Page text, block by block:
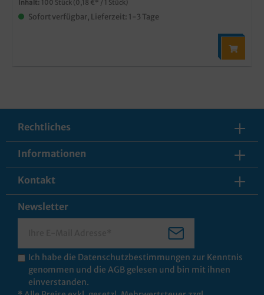
Inhalt: 100 Stück (0,18 €* / 1 Stück)
Sofort verfügbar, Lieferzeit: 1-3 Tage
Rechtliches
Informationen
Kontakt
Newsletter
Ich habe die Datenschutzbestimmungen zur Kenntnis
genommen und die AGB gelesen und bin mit ihnen
einverstanden.